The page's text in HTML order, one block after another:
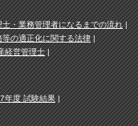
・業務管理者になるまでの流れ
の適正化に関する法律
経営管理士
年度 試験結果